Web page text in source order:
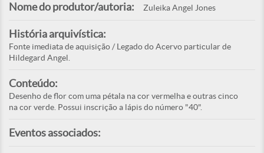
Nome do produtor/autoria: Zuleika Angel Jones
História arquivística:
Fonte imediata de aquisição / Legado do Acervo particular de
Hildegard Angel.
Conteúdo:
Desenho de flor com uma pétala na cor vermelha e outras cinco
na cor verde. Possui inscrição a lápis do número "40".
Eventos associados: